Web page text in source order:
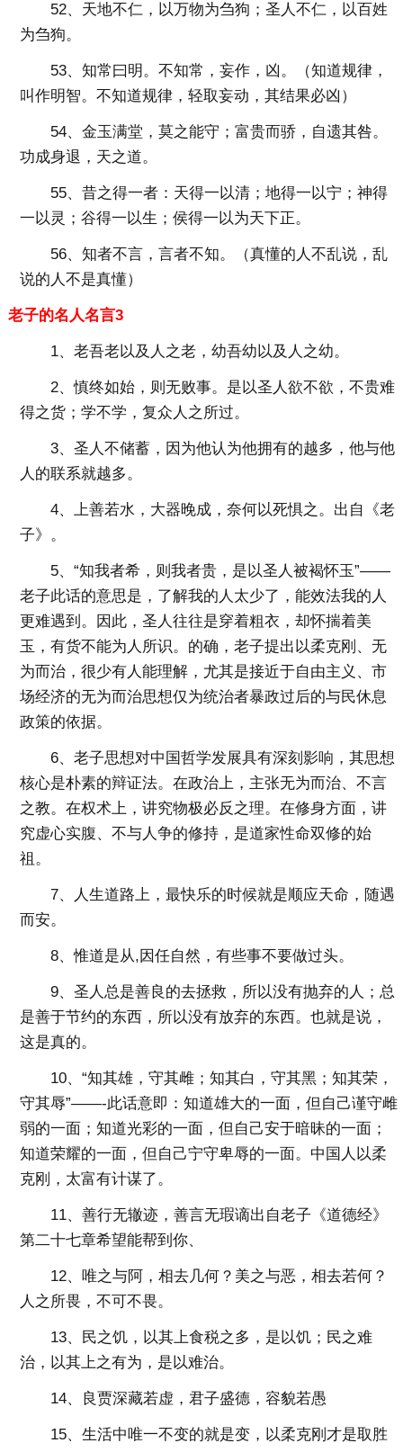
52、天地不仁，以万物为刍狗；圣人不仁，以百姓
为刍狗。
53、知常曰明。不知常，妄作，凶。（知道规律，
叫作明智。不知道规律，轻取妄动，其结果必凶）
54、金玉满堂，莫之能守；富贵而骄，自遗其咎。
功成身退，天之道。
55、昔之得一者：天得一以清；地得一以宁；神得
一以灵；谷得一以生；侯得一以为天下正。
56、知者不言，言者不知。（真懂的人不乱说，乱
说的人不是真懂）
老子的名人名言3
1、老吾老以及人之老，幼吾幼以及人之幼。
2、慎终如始，则无败事。是以圣人欲不欲，不贵难
得之货；学不学，复众人之所过。
3、圣人不储蓄，因为他认为他拥有的越多，他与他
人的联系就越多。
4、上善若水，大器晚成，奈何以死惧之。出自《老
子》。
5、“知我者希，则我者贵，是以圣人被褐怀玉”——
老子此话的意思是，了解我的人太少了，能效法我的人
更难遇到。因此，圣人往往是穿着粗衣，却怀揣着美
玉，有货不能为人所识。的确，老子提出以柔克刚、无
为而治，很少有人能理解，尤其是接近于自由主义、市
场经济的无为而治思想仅为统治者暴政过后的与民休息
政策的依据。
6、老子思想对中国哲学发展具有深刻影响，其思想
核心是朴素的辩证法。在政治上，主张无为而治、不言
之教。在权术上，讲究物极必反之理。在修身方面，讲
究虚心实腹、不与人争的修持，是道家性命双修的始
祖。
7、人生道路上，最快乐的时候就是顺应天命，随遇
而安。
8、惟道是从,因任自然，有些事不要做过头。
9、圣人总是善良的去拯救，所以没有抛弃的人；总
是善于节约的东西，所以没有放弃的东西。也就是说，
这是真的。
10、“知其雄，守其雌；知其白，守其黑；知其荣，
守其辱”——-此话意即：知道雄大的一面，但自己谨守雌
弱的一面；知道光彩的一面，但自己安于暗昧的一面；
知道荣耀的一面，但自己宁守卑辱的一面。中国人以柔
克刚，太富有计谋了。
11、善行无辙迹，善言无瑕谪出自老子《道德经》
第二十七章希望能帮到你、
12、唯之与阿，相去几何？美之与恶，相去若何？
人之所畏，不可不畏。
13、民之饥，以其上食税之多，是以饥；民之难
治，以其上之有为，是以难治。
14、良贾深藏若虚，君子盛德，容貌若愚
15、生活中唯一不变的就是变，以柔克刚才是取胜